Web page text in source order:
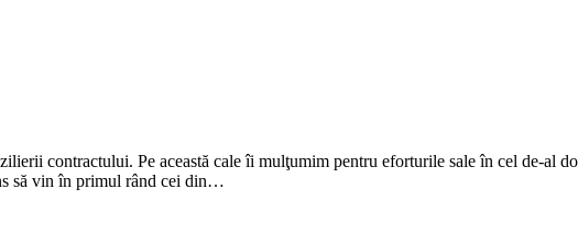
contractului. Pe această cale îi mulţumim pentru eforturile sale în cel de-al
să vin în primul rând cei din…